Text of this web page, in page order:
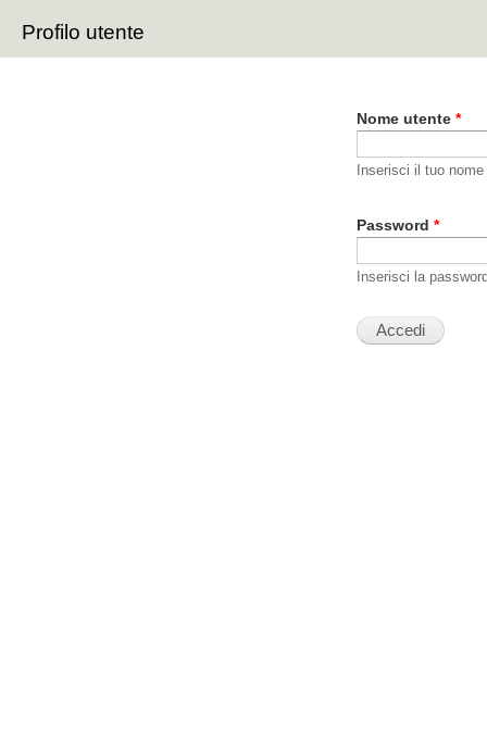
Profilo utente
Schede primarie
Nome utente *
Inserisci il tuo
Password *
Inserisci la